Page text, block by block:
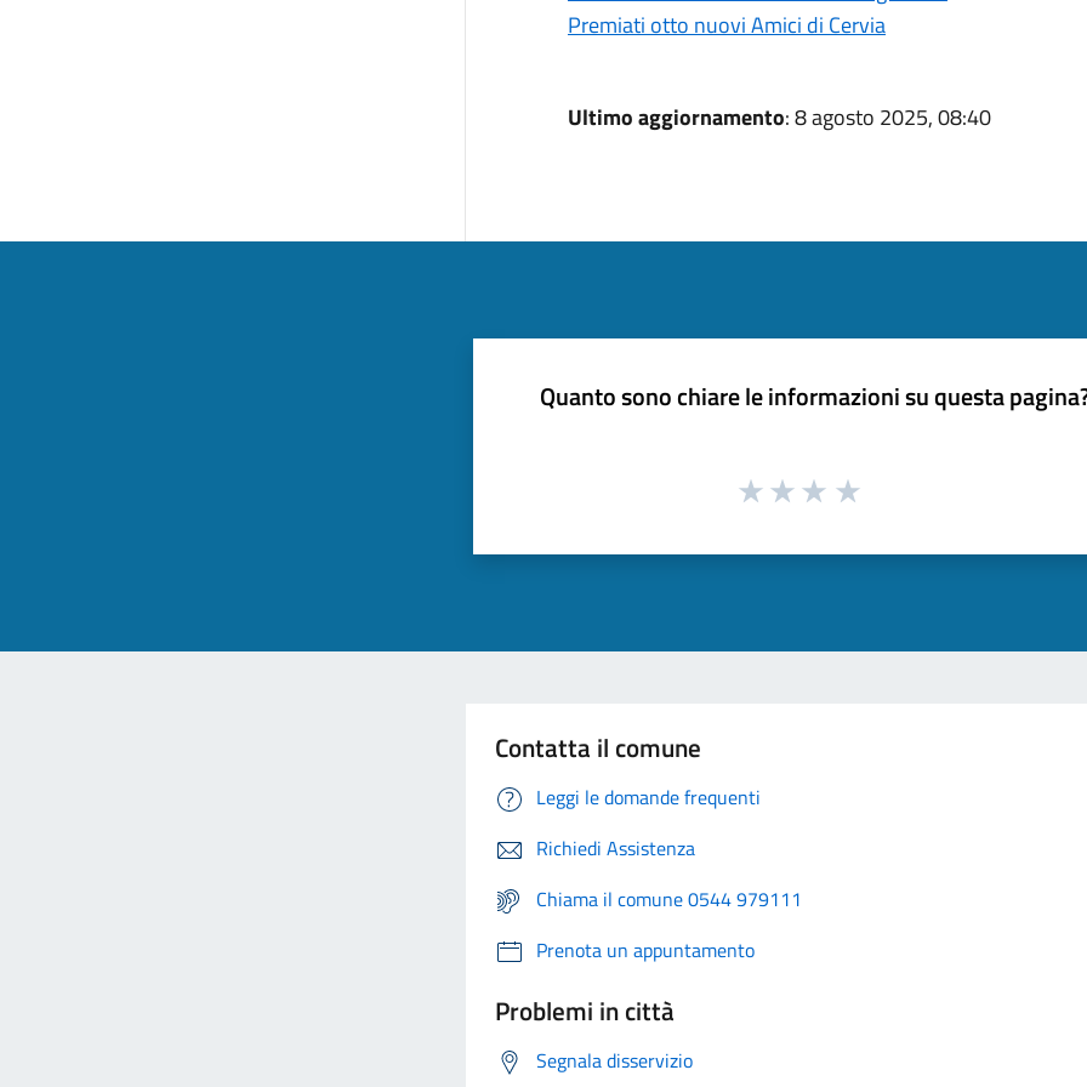
Premiati otto nuovi Amici di Cervia
Ultimo aggiornamento: 8 agosto 2025, 08:40
Quanto sono chiare le informazioni su questa
Contatta il comune
Leggi le domande frequenti
Richiedi Assistenza
Chiama il comune 0544 979111
Prenota un appuntamento
Problemi in città
Segnala disservizio